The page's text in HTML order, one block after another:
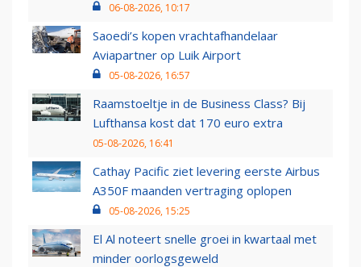
06-08-2026, 10:17
Saoedi’s kopen vrachtafhandelaar
Aviapartner op Luik Airport
05-08-2026, 16:57
Raamstoeltje in de Business Class? Bij
Lufthansa kost dat 170 euro extra
05-08-2026, 16:41
Cathay Pacific ziet levering eerste Airbus
A350F maanden vertraging oplopen
05-08-2026, 15:25
El Al noteert snelle groei in kwartaal met
minder oorlogsgeweld